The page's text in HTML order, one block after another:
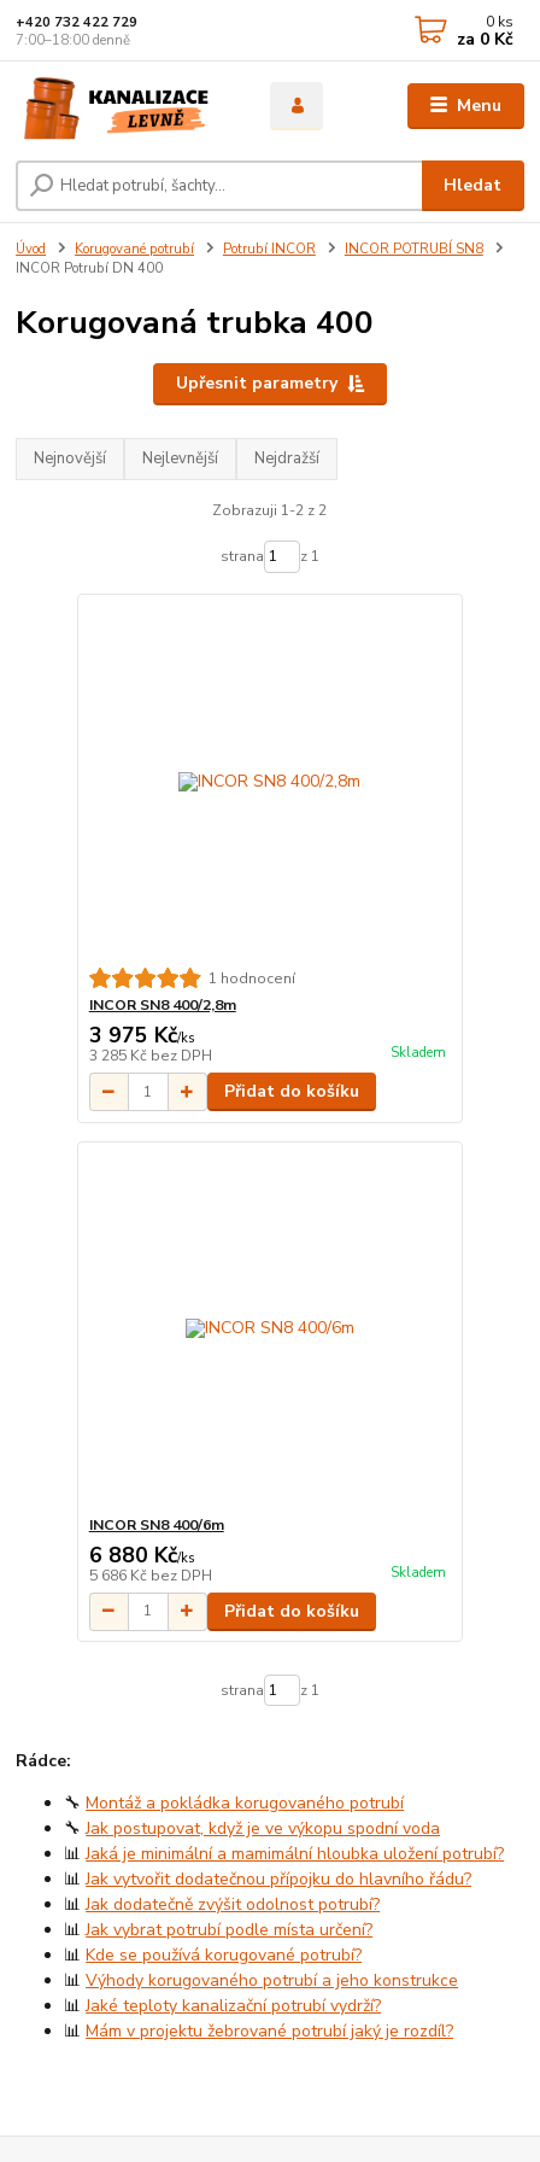
Menu
Hledat
+420 732 422 729
7:00–18:00 denně
0 ks
za 0 Kč
Úvod Korugované potrubí Potrubí INCOR
INCOR POTRUBÍ SN8
INCOR Potrubí DN 400
Korugovaná trubka 400
Upřesnit parametry
Nejnovější Nejlevnější Nejdražší
Zobrazuji 1-2 z 2
strana z 1
1 hodnocení
INCOR SN8 400/2,8m
3 975 Kč/ks
3 285 Kč bez DPH Skladem
Přidat do košíku
INCOR SN8 400/6m
6 880 Kč/ks
5 686 Kč bez DPH Skladem
Přidat do košíku
strana z 1
Rádce:
🔧Montáž a pokládka korugovaného potrubí
🔧Jak postupovat, když je ve výkopu spodní voda
📊Jaká je minimální a mamimální hloubka uložení potrubí?
📊Jak vytvořit dodatečnou přípojku do hlavního řádu?
📊Jak dodatečně zvýšit odolnost potrubí?
📊Jak vybrat potrubí podle místa určení?
📊Kde se používá korugované potrubí?
📊Výhody korugovaného potrubí a jeho konstrukce
📊Jaké teploty kanalizační potrubí vydrží?
📊Mám v projektu žebrované potrubí jaký je rozdíl?